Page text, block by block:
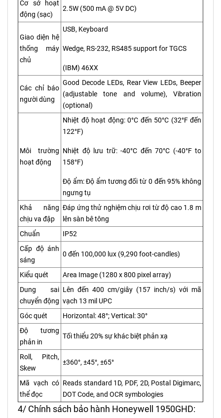
Cơ sở hoạt
động (sạc)
2.5W (500 mA @ 5V DC)
Giao diện hệ
thống máy
chủ
USB, Keyboard
Wedge, RS-232, RS485 support for TGCS
(IBM) 46XX
Các chỉ báo
người dùng
Good Decode LEDs, Rear View LEDs, Beeper
(adjustable tone and volume), Vibration
(optional)
Môi trường
hoạt động
Nhiệt độ hoạt động: 0°C đến 50°C (32°F đến
122°F)
Nhiệt độ lưu trữ: -40°C đến 70°C (-40°F to
158°F)
Độ ẩm: Độ ẩm tương đối từ 0 đến 95% không
ngưng tụ
Khả năng
chịu va đập
Đáp ứng thử nghiệm chịu rơi từ độ cao 1.8 m
lên sàn bê tông
Chuẩn
IP52
Cấp độ ánh
sáng
0 đến 100,000 lux (9,290 foot-candles)
Kiểu quét
Area Image (1280 x 800 pixel array)
Dung sai
chuyển động
Lên đến 400 cm/giây (157 inch/s) với mã
vạch 13 mil UPC
Góc quét
Horizontal: 48°; Vertical: 30°
Độ tương
phản in
Tối thiểu 20% sự khác biệt phản xạ
Roll, Pitch,
Skew
±360°, ±45°, ±65°
Mã vạch có
thể đọc
Reads standard 1D, PDF, 2D, Postal Digimarc,
DOT Code, and OCR symbologies
4/ Chính sách bảo hành Honeywell 1950GHD: